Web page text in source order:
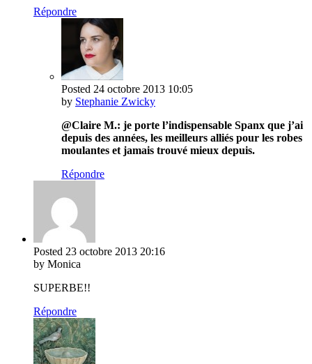
Répondre
Posted 24 octobre 2013 10:05
by Stephanie Zwicky
@Claire M.: je porte l’indispensable Spanx que j’ai
depuis des années, les meilleurs alliés pour les robes
moulantes et jamais trouvé mieux depuis.
Répondre
Posted 23 octobre 2013 20:16
by Monica
SUPERBE!!
Répondre